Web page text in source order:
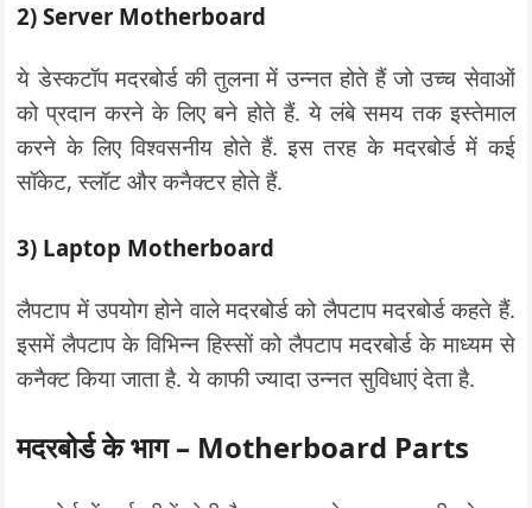
2) Server Motherboard
ये डेस्कटॉप मदरबोर्ड की तुलना में उन्नत होते हैं जो उच्च सेवाओं
को प्रदान करने के लिए बने होते हैं. ये लंबे समय तक इस्तेमाल
करने के लिए विश्वसनीय होते हैं. इस तरह के मदरबोर्ड में कई
सॉकेट, स्लॉट और कनैक्टर होते हैं.
3) Laptop Motherboard
लैपटाप में उपयोग होने वाले मदरबोर्ड को लैपटाप मदरबोर्ड कहते हैं.
इसमें लैपटाप के विभिन्न हिस्सों को लैपटाप मदरबोर्ड के माध्यम से
कनैक्ट किया जाता है. ये काफी ज्यादा उन्नत सुविधाएं देता है.
मदरबोर्ड के भाग – Motherboard Parts